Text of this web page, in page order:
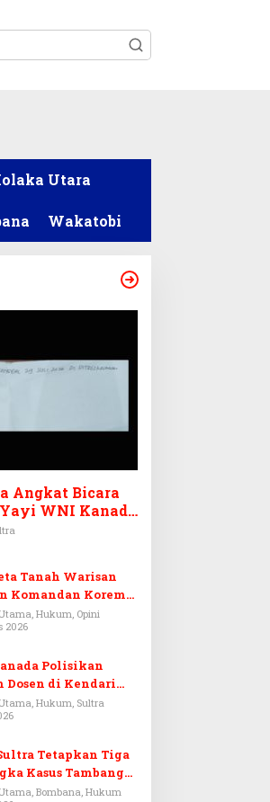
Utara
Wakatobi
Angkat Bicara
WNI Kanada
Miliar
Tanah Warisan
Komandan Korem
Ketika Warisan
Arena Pemerasan
Hukum, Opini
2026
Polisikan
Dosen di Kendari
Aset Puluhan Miliar
Hukum, Sultra
Tetapkan Tiga
Kasus Tambang
di Bombana
Bombana, Hukum